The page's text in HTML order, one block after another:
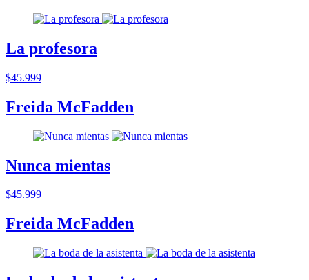
La profesora
$45.999
Freida McFadden
Nunca mientas
$45.999
Freida McFadden